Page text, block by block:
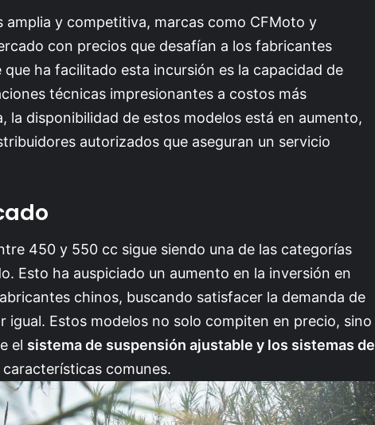
amplia y competitiva, marcas como CFMoto y
con precios que desafían a los fabricantes
ha facilitado esta incursión es la capacidad de
técnicas impresionantes a costos más
la disponibilidad de estos modelos está en aumento,
autorizados que aseguran un servicio
450 y 550 cc sigue siendo una de las categorías
Esto ha auspiciado un aumento en la inversión en
chinos, buscando satisfacer la demanda de
igual. Estos modelos no solo compiten en precio, sino
el sistema de suspensión ajustable y los sistemas de
comunes.